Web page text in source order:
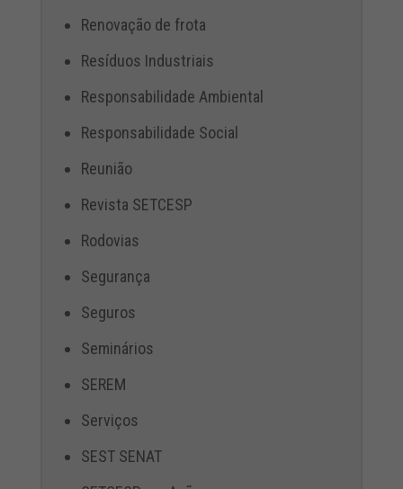
Renovação de frota
Resíduos Industriais
Responsabilidade Ambiental
Responsabilidade Social
Reunião
Revista SETCESP
Rodovias
Segurança
Seguros
Seminários
SEREM
Serviços
SEST SENAT